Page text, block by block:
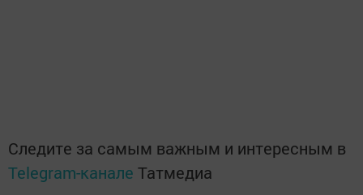
Следите за самым важным и интересным в
Telegram-канале Татмедиа